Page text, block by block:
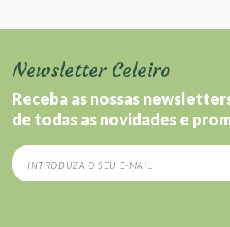
Newsletter Celeiro
Receba as nossas
de todas as novidades e